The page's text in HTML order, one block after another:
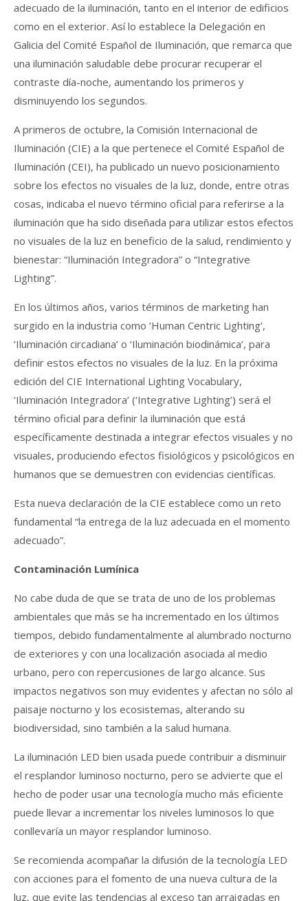
adecuado de la iluminación, tanto en el interior de edificios
como en el exterior. Así lo establece la Delegación en
Galicia del Comité Español de Iluminación, que remarca que
una iluminación saludable debe procurar recuperar el
contraste día-noche, aumentando los primeros y
disminuyendo los segundos.
A primeros de octubre, la Comisión Internacional de
Iluminación (CIE) a la que pertenece el Comité Español de
Iluminación (CEI), ha publicado un nuevo posicionamiento
sobre los efectos no visuales de la luz, donde, entre otras
cosas, indicaba el nuevo término oficial para referirse a la
iluminación que ha sido diseñada para utilizar estos efectos
no visuales de la luz en beneficio de la salud, rendimiento y
bienestar: “Iluminación Integradora” o “Integrative
Lighting”.
En los últimos años, varios términos de marketing han
surgido en la industria como ‘Human Centric Lighting’,
‘Iluminación circadiana’ o ‘Iluminación biodinámica’, para
definir estos efectos no visuales de la luz. En la próxima
edición del CIE International Lighting Vocabulary,
‘Iluminación Integradora’ (‘Integrative Lighting’) será el
término oficial para definir la iluminación que está
específicamente destinada a integrar efectos visuales y no
visuales, produciendo efectos fisiológicos y psicológicos en
humanos que se demuestren con evidencias científicas.
Esta nueva declaración de la CIE establece como un reto
fundamental “la entrega de la luz adecuada en el momento
adecuado”.
Contaminación Lumínica
No cabe duda de que se trata de uno de los problemas
ambientales que más se ha incrementado en los últimos
tiempos, debido fundamentalmente al alumbrado nocturno
de exteriores y con una localización asociada al medio
urbano, pero con repercusiones de largo alcance. Sus
impactos negativos son muy evidentes y afectan no sólo al
paisaje nocturno y los ecosistemas, alterando su
biodiversidad, sino también a la salud humana.
La iluminación LED bien usada puede contribuir a disminuir
el resplandor luminoso nocturno, pero se advierte que el
hecho de poder usar una tecnología mucho más eficiente
puede llevar a incrementar los niveles luminosos lo que
conllevaría un mayor resplandor luminoso.
Se recomienda acompañar la difusión de la tecnología LED
con acciones para el fomento de una nueva cultura de la
luz, que evite las tendencias al exceso tan arraigadas en